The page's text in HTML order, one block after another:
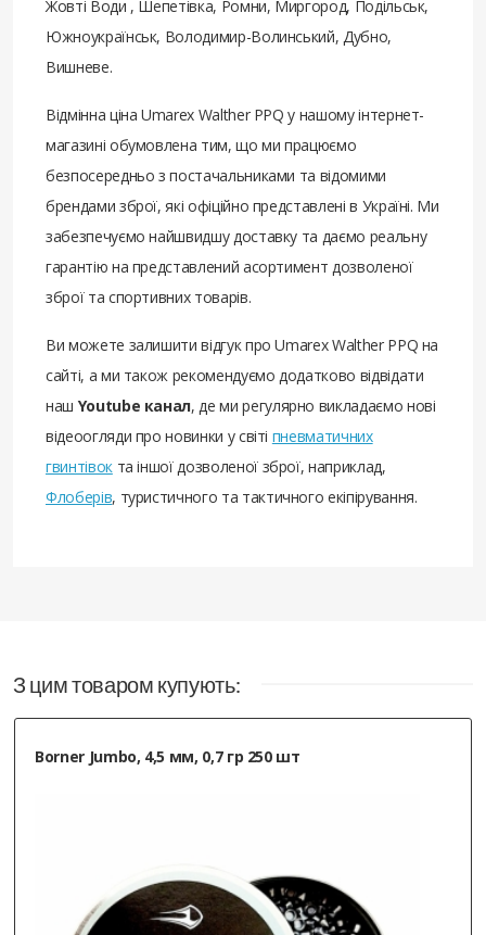
Жовті Води , Шепетівка, Ромни, Миргород, Подільськ,
Южноукраїнськ, Володимир-Волинський, Дубно,
Вишневе.
Відмінна ціна Umarex Walther PPQ у нашому інтернет-
магазині обумовлена ​​тим, що ми працюємо
безпосередньо з постачальниками та відомими
брендами зброї, які офіційно представлені в Україні. Ми
забезпечуємо найшвидшу доставку та даємо реальну
гарантію на представлений асортимент дозволеної
зброї та спортивних товарів.
Ви можете залишити відгук про Umarex Walther PPQ на
сайті, а ми також рекомендуємо додатково відвідати
наш Youtube канал, де ми регулярно викладаємо нові
відеоогляди про новинки у світі пневматичних
гвинтівокта іншої дозволеної зброї, наприклад,
Флоберів, туристичного та тактичного екіпірування.
З цим товаром купують:
Borner Jumbo, 4,5 мм, 0,7 гр 250 шт